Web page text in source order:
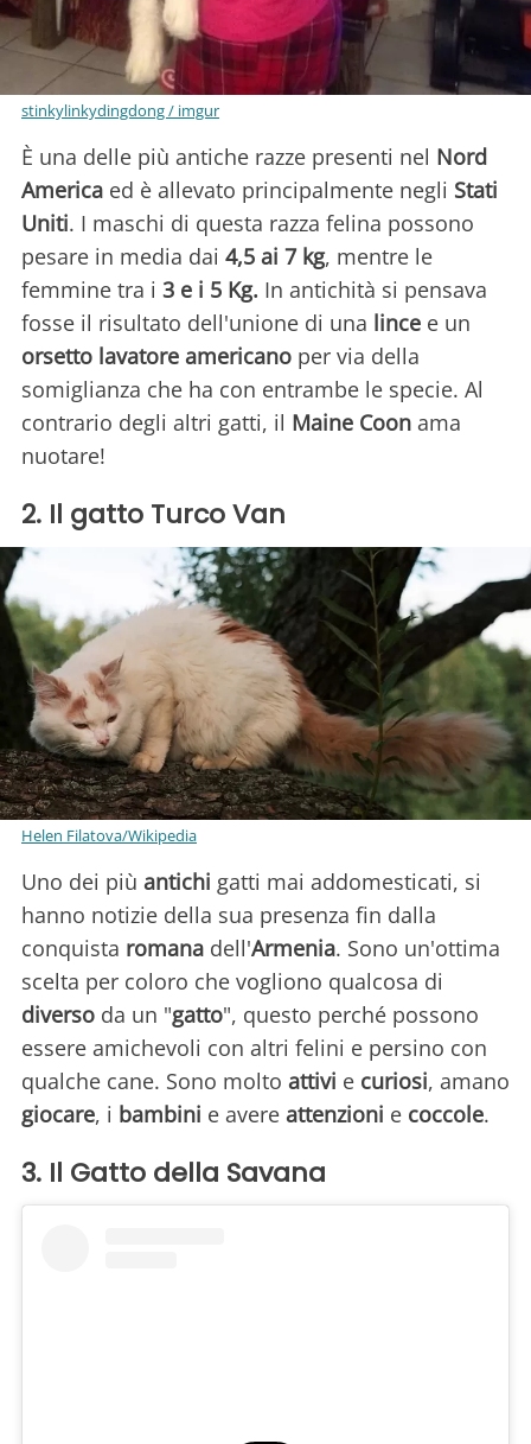
stinkylinkydingdong / imgur
È una delle più antiche razze presenti nel Nord
America ed è allevato principalmente negli Stati
Uniti. I maschi di questa razza felina possono
pesare in media dai 4,5 ai 7 kg, mentre le
femmine tra i 3 e i 5 Kg. In antichità si pensava
fosse il risultato dell'unione di una lince e un
orsetto lavatore americano per via della
somiglianza che ha con entrambe le specie. Al
contrario degli altri gatti, il Maine Coon ama
nuotare!
2. Il gatto Turco Van
Helen Filatova/Wikipedia
Uno dei più antichi gatti mai addomesticati, si
hanno notizie della sua presenza fin dalla
conquista romana dell'Armenia. Sono un'ottima
scelta per coloro che vogliono qualcosa di
diverso da un "gatto", questo perché possono
essere amichevoli con altri felini e persino con
qualche cane. Sono molto attivi e curiosi, amano
giocare, i bambini e avere attenzioni e coccole.
3. Il Gatto della Savana